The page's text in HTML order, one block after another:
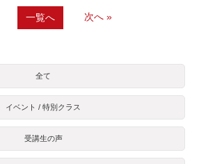
一覧へ 次へ »
全て
イベント / 特別クラス
受講生の声